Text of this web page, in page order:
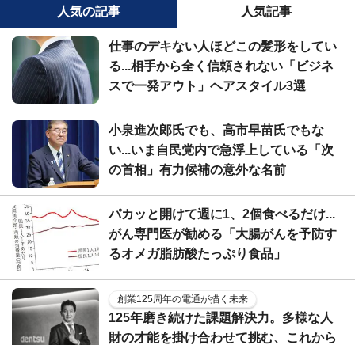
人気の記事 人気記事
仕事のデキない人ほどこの髪形をしてい
る...相手から全く信頼されない「ビジネ
スで一発アウト」ヘアスタイル3選
小泉進次郎氏でも、高市早苗氏でもな
い...いま自民党内で急浮上している「次
の首相」有力候補の意外な名前
パカッと開けて週に1、2個食べるだけ...
がん専門医が勧める「大腸がんを予防す
るオメガ脂肪酸たっぷり食品」
創業125周年の電通が描く未来
125年磨き続けた課題解決力。多様な人
財の才能を掛け合わせて挑む、これから